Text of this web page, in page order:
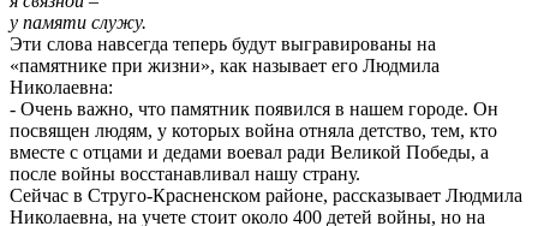
у памяти служу.
Эти слова навсегда теперь будут выгравированы на
«памятнике при жизни», как называет его Людмила
Николаевна:
- Очень важно, что памятник появился в нашем городе. Он
посвящен людям, у которых война отняла детство, тем, кто
вместе с отцами и дедами воевал ради Великой Победы, а
после войны восстанавливал нашу страну.
Сейчас в Струго-Красненском районе, рассказывает Людмила
Николаевна, на учете стоит около 400 детей войны, но на